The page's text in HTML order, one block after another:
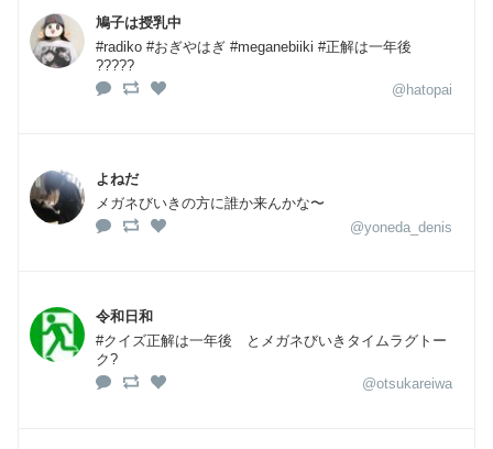
鳩子は授乳中
#radiko #おぎやはぎ #meganebiiki #正解は一年後
?????
@hatopai
よねだ
メガネびいきの方に誰か来んかな〜
@yoneda_denis
令和日和
#クイズ正解は一年後 とメガネびいきタイムラグトー
ク?
@otsukareiwa